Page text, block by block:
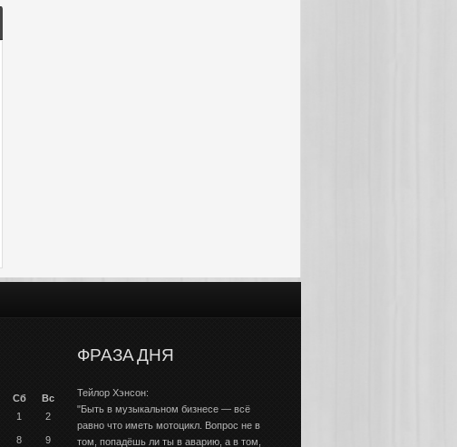
Сб
Вс
1
2
8 9
ФРАЗА ДНЯ
Тейлор Хэнсон:
"Быть в музыкальном бизнесе — всё
равно что иметь мотоцикл. Вопрос не в
том, попадёшь ли ты в аварию, а в том,